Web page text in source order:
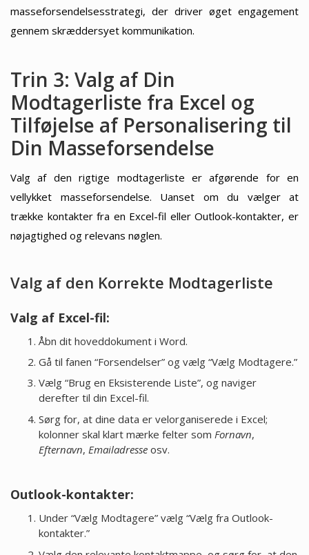
masseforsendelsesstrategi, der driver øget engagement
gennem skræddersyet kommunikation.
Trin 3: Valg af Din
Modtagerliste fra Excel og
Tilføjelse af Personalisering til
Din Masseforsendelse
Valg af den rigtige modtagerliste er afgørende for en
vellykket masseforsendelse. Uanset om du vælger at
trække kontakter fra en Excel-fil eller Outlook-kontakter, er
nøjagtighed og relevans nøglen.
Valg af den Korrekte Modtagerliste
Valg af Excel-fil:
Åbn dit hoveddokument i Word.
Gå til fanen “Forsendelser” og vælg “Vælg Modtagere.”
Vælg “Brug en Eksisterende Liste”, og naviger
derefter til din Excel-fil.
Sørg for, at dine data er velorganiserede i Excel;
kolonner skal klart mærke felter som Fornavn,
Efternavn, Emailadresseosv.
Outlook-kontakter:
Under “Vælg Modtagere” vælg “Vælg fra Outlook-
kontakter.”